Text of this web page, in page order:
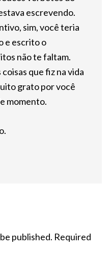
escrevendo.
sim, você teria
e escrito o
não te faltam.
que fiz na vida
grato por você
momento.
published. Required